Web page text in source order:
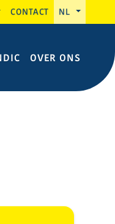
CONTACT NL
OVER ONS